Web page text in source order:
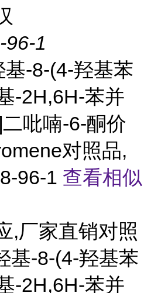
96-1
基-8-(4-羟基苯
-2H,6H-苯并
吡喃-6-酮价
对照品,
96-1 查看相似
,厂家直销对照
基-8-(4-羟基苯
-2H,6H-苯并